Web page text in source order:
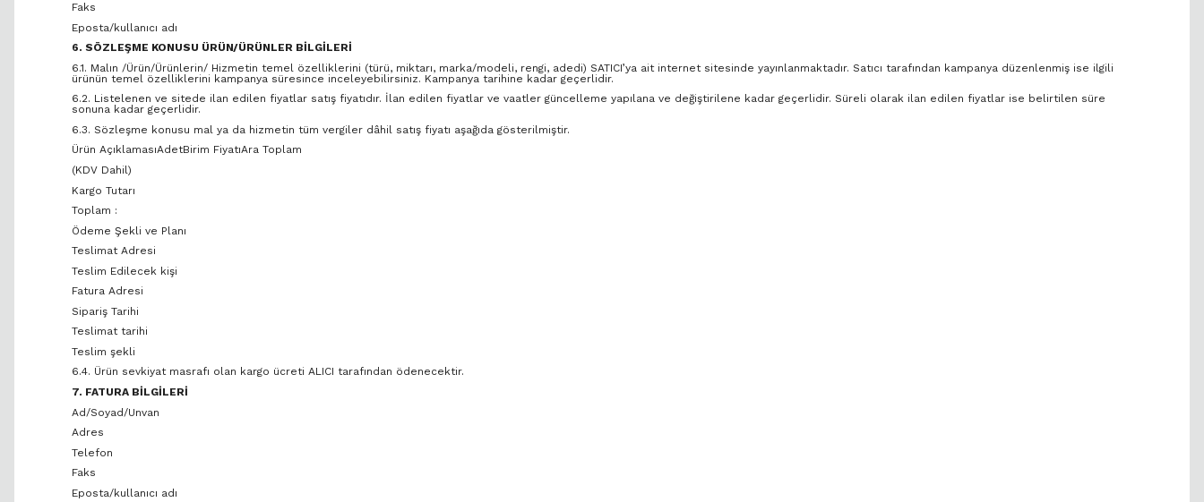
Faks
Eposta/kullanıcı adı
6. SÖZLEŞME KONUSU ÜRÜN/ÜRÜNLER BİLGİLERİ
6.1. Malın /Ürün/Ürünlerin/ Hizmetin temel özelliklerini (türü, miktarı, marka/modeli, rengi, adedi) SATICI’ya ait internet sitesinde yayınlanmaktadır. Satıcı tarafından kampanya düzenlenmiş ise ilgili
ürünün temel özelliklerini kampanya süresince inceleyebilirsiniz. Kampanya tarihine kadar geçerlidir.
6.2. Listelenen ve sitede ilan edilen fiyatlar satış fiyatıdır. İlan edilen fiyatlar ve vaatler güncelleme yapılana ve değiştirilene kadar geçerlidir. Süreli olarak ilan edilen fiyatlar ise belirtilen süre
sonuna kadar geçerlidir.
6.3. Sözleşme konusu mal ya da hizmetin tüm vergiler dâhil satış fiyatı aşağıda gösterilmiştir.
Ürün AçıklamasıAdetBirim FiyatıAra Toplam
(KDV Dahil)
Kargo Tutarı
Toplam :
Ödeme Şekli ve Planı
Teslimat Adresi
Teslim Edilecek kişi
Fatura Adresi
Sipariş Tarihi
Teslimat tarihi
Teslim şekli
6.4. Ürün sevkiyat masrafı olan kargo ücreti ALICI tarafından ödenecektir.
7. FATURA BİLGİLERİ
Ad/Soyad/Unvan
Adres
Telefon
Faks
Eposta/kullanıcı adı